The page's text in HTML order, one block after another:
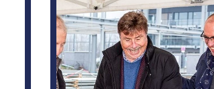
En
savoir
+